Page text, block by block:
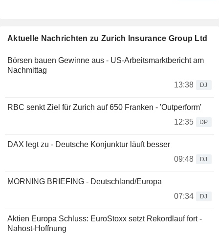
Aktuelle Nachrichten zu Zurich Insurance Group Ltd
Börsen bauen Gewinne aus - US-Arbeitsmarktbericht am
Nachmittag
13:38
DJ
RBC senkt Ziel für Zurich auf 650 Franken - 'Outperform'
12:35
DP
DAX legt zu - Deutsche Konjunktur läuft besser
09:48
DJ
MORNING BRIEFING - Deutschland/Europa
07:34
DJ
Aktien Europa Schluss: EuroStoxx setzt Rekordlauf fort -
Nahost-Hoffnung